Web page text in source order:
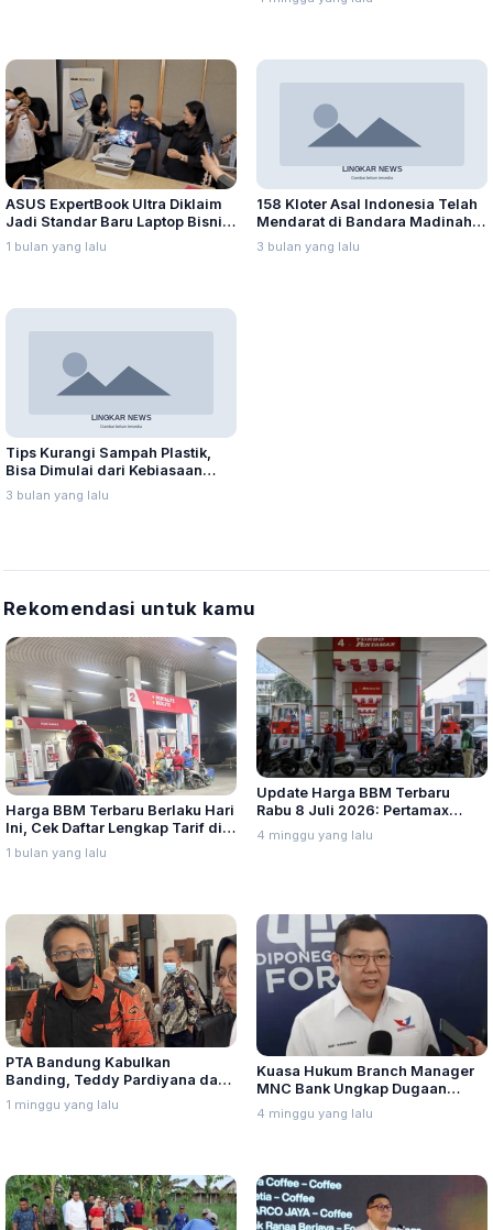
ASUS ExpertBook Ultra Diklaim
Jadi Standar Baru Laptop Bisnis
Berbasis AI
1 bulan yang lalu
158 Kloter Asal Indonesia Telah
Mendarat di Bandara Madinah,
Puncak Gelombang I Diprediksi
Jatuh pada 6 Mei 2026
3 bulan yang lalu
Tips Kurangi Sampah Plastik,
Bisa Dimulai dari Kebiasaan
Sederhana
3 bulan yang lalu
Rekomendasi untuk kamu
Harga BBM Terbaru Berlaku Hari
Ini, Cek Daftar Lengkap Tarif di
Seluruh Indonesia
1 bulan yang lalu
Update Harga BBM Terbaru
Rabu 8 Juli 2026: Pertamax
Turbo, Dexlite, dan Pertamina
Dex Turun
4 minggu yang lalu
PTA Bandung Kabulkan
Banding, Teddy Pardiyana dan
Bintang Ditetapkan Ahli Waris
Lina Jubaedah
1 minggu yang lalu
Kuasa Hukum Branch Manager
MNC Bank Ungkap Dugaan
Penganiayaan oleh Hary Tanoe
di MNC Towe
4 minggu yang lalu